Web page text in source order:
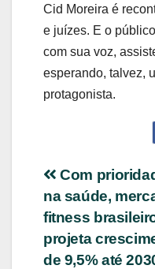
Cid Moreira é
e juízes. E o
com sua voz,
esperando, talvez,
protagonista.
de
Post
Com
na saúde,
fitness
projeta
de 9,5% até